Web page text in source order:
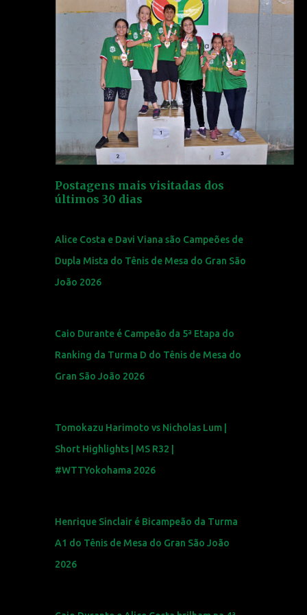
Postagens mais visitadas dos
últimos 30 dias
Alice Costa e Davi Viana são Campeões de
Dupla Mista do Tênis de Mesa do Gran São
João 2026
Caio Durante é Campeão da 5ª Etapa do
Ranking da Turma D do Tênis de Mesa do
Gran São João 2026
Tomokazu Harimoto vs Nicholas Lum |
Short Highlights | MS R32 |
#WTTYokohama 2026
Henrique Sinclair é Bicampeão da Turma
A1 do Tênis de Mesa do Gran São João
2026